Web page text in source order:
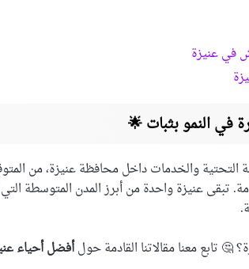
في عنيزة
في النمو بثبات 🌟
التحتية والخدمات داخل محافظة عنيزة، من
تبقى عنيزة واحدة من أبرز المدن المتوسطة
🤔 تابع معنا مقالاتنا القادمة حولأفضل أحياء